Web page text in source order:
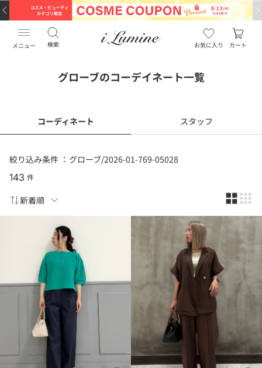
メニュー 検索 お気に入り カート
グローブのコーデイネート一覧
コーディネート スタッフ
絞り込み条件 ： グローブ/2026-01-769-05028
143 件